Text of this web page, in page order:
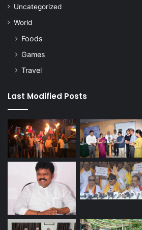
Uncategorized
World
Foods
Games
Travel
Last Modified Posts